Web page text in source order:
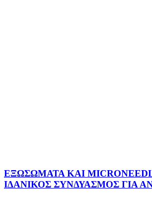
ΕΞΩΣΩΜΑΤΑ ΚΑΙ
ΙΔΑΝΙΚΟΣ ΣΥΝΔΥΑΣΜΟΣ ΓΙΑ